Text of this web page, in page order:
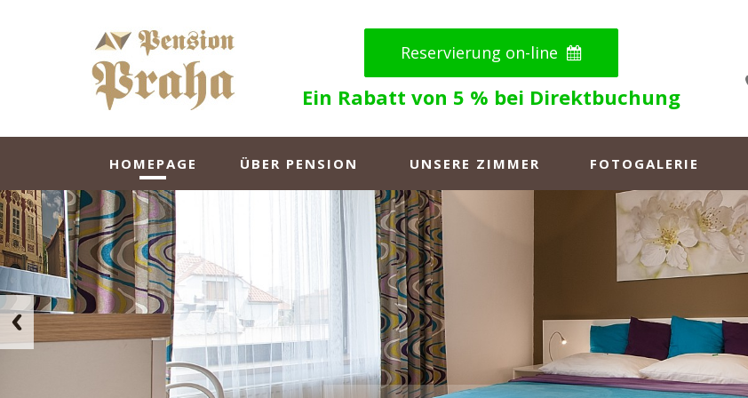
Reservierung on-line
Ein Rabatt von 5 % bei Direktbuchung
HOMEPAGE ÜBER PENSION UNSERE ZIMMER FOTOGALERIE